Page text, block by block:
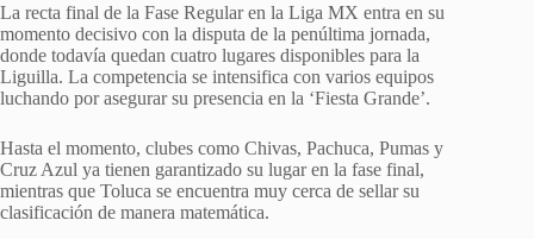
La recta final de la Fase Regular en la Liga MX entra en su
momento decisivo con la disputa de la penúltima jornada,
donde todavía quedan cuatro lugares disponibles para la
Liguilla. La competencia se intensifica con varios equipos
luchando por asegurar su presencia en la ‘Fiesta Grande’.
Hasta el momento, clubes como Chivas, Pachuca, Pumas y
Cruz Azul ya tienen garantizado su lugar en la fase final,
mientras que Toluca se encuentra muy cerca de sellar su
clasificación de manera matemática.